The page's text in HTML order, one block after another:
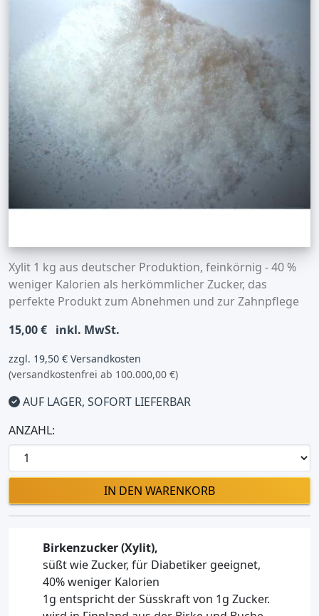
Xylit 1 kg aus deutscher Produktion, feinkörnig - 40 %
weniger Kalorien als herkömmlicher Zucker, das
perfekte Produkt zum Abnehmen und zur Zahnpflege
15,00 € inkl. MwSt.
zzgl. 19,50 € Versandkosten
(versandkostenfrei ab 100.000,00 €)
AUF LAGER, SOFORT LIEFERBAR
ANZAHL:
IN DEN WARENKORB
Birkenzucker (Xylit),
süßt wie Zucker, für Diabetiker geeignet,
40% weniger Kalorien
1g entspricht der Süsskraft von 1g Zucker.